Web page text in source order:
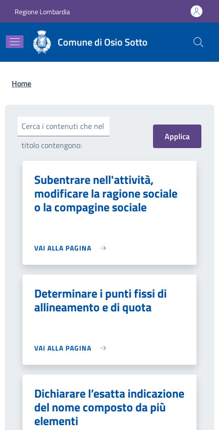
Regione Lombardia
Comune di Osio Sotto
Briciole di pane
Home
Cerca i contenuti che nel
titolo contengono:
Subentrare nell'attività,
modificare la ragione sociale
o la compagine sociale
VAI ALLA PAGINA
Determinare i punti fissi di
allineamento e di quota
VAI ALLA PAGINA
Dichiarare l’esatta indicazione
del nome composto da più
elementi